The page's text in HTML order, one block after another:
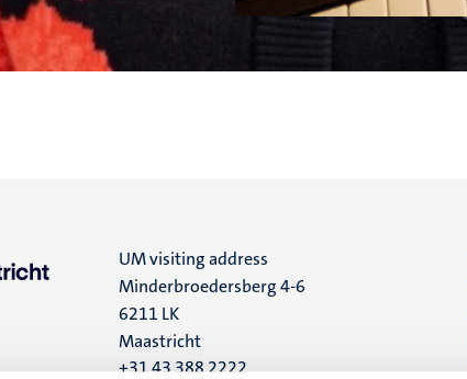
UM visiting address
Minderbroedersberg 4-6
6211 LK
Maastricht
+31 43 388 2222